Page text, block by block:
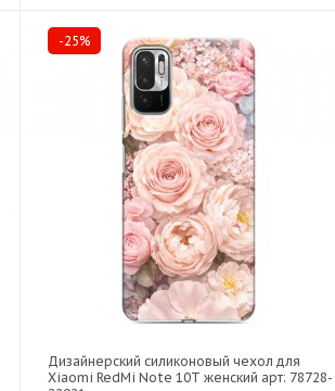
-25%
Дизайнерский силиконовый чехол для
Xiaomi RedMi Note 10T женский арт: 78728-